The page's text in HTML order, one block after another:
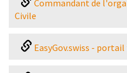
Commandant de
Civile
EasyGov.swiss -